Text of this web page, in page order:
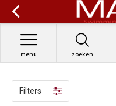
zoeken
menu
Filters